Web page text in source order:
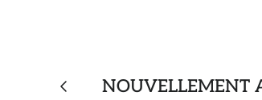
NOUVELLEMENT